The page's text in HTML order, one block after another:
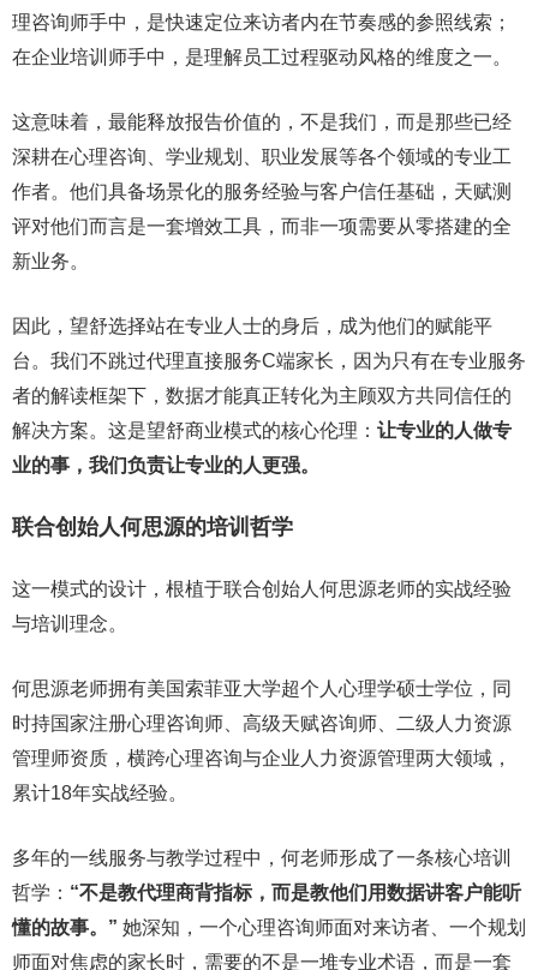
理咨询师手中，是快速定位来访者内在节奏感的参照线索；
在企业培训师手中，是理解员工过程驱动风格的维度之一。
这意味着，最能释放报告价值的，不是我们，而是那些已经
深耕在心理咨询、学业规划、职业发展等各个领域的专业工
作者。他们具备场景化的服务经验与客户信任基础，天赋测
评对他们而言是一套增效工具，而非一项需要从零搭建的全
新业务。
因此，望舒选择站在专业人士的身后，成为他们的赋能平
台。我们不跳过代理直接服务C端家长，因为只有在专业服务
者的解读框架下，数据才能真正转化为主顾双方共同信任的
解决方案。这是望舒商业模式的核心伦理： 让专业的人做专
业的事，我们负责让专业的人更强。
联合创始人何思源的培训哲学
这一模式的设计，根植于联合创始人何思源老师的实战经验
与培训理念。
何思源老师拥有美国索菲亚大学超个人心理学硕士学位，同
时持国家注册心理咨询师、高级天赋咨询师、二级人力资源
管理师资质，横跨心理咨询与企业人力资源管理两大领域，
累计18年实战经验。
多年的一线服务与教学过程中，何老师形成了一条核心培训
哲学： “不是教代理商背指标，而是教他们用数据讲客户能听
懂的故事。” 她深知，一个心理咨询师面对来访者、一个规划
师面对焦虑的家长时，需要的不是一堆专业术语，而是一套